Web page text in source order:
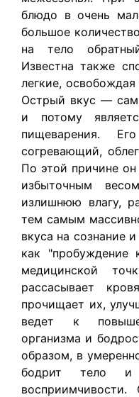
блюдо в очень
большое
на тело
Известна также
легкие,
Острый вкус —
и потому
пищеварения.
согревающий,
По этой причине
избыточным
излишнюю влагу,
тем самым
вкуса на сознание
как "пробуждение
медицинской
рассасывает
прочищает их,
ведет к
организма и
образом, в
бодрит тело и